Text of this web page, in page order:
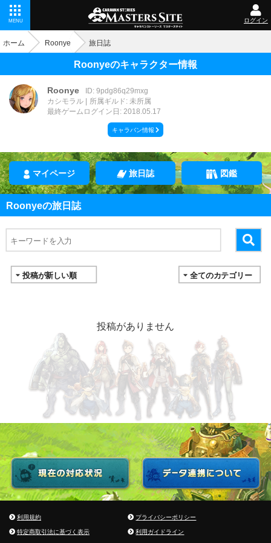
MENU ログイン
ホーム Roonye 旅日誌
Roonyeのキャラクター情報
Roonye
ID: 9pdg86q29mxg
カシモラル
所属ギルド: 未所属
最終ゲームログイン日: 2018.05.17
キャラバン情報
マイページ 旅日誌 図鑑
Roonyeの旅日誌
投稿がありません
利用規約
プライバシーポリシー
特定商取引法に基づく表示
利用ガイドライン